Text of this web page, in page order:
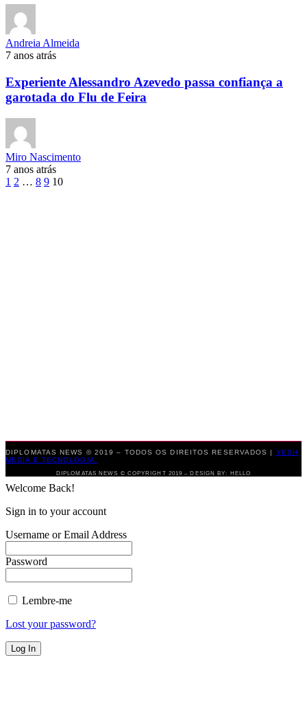
Andreia Almeida
7 anos atrás
Experiente Alessandro Azevedo passa confiança a
garotada do Flu de Feira
Miro Nascimento
7 anos atrás
1 2 … 8 9 10
DIPLOMATAS NEWS © 2019 – TODOS OS DIREITOS RESERVADOS | YESH
MEDIA E TECNOLOGIA
DIPLOMATAS NEWS © COPYRIGHT 2019 – DESIGN BY: HELLO
Welcome Back!
Sign in to your account
Username or Email Address
Password
Lembre-me
Lost your password?